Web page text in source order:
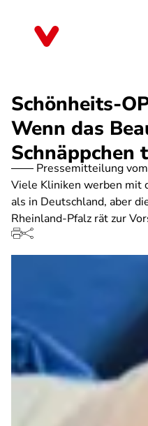
Schönheits-
Wenn das
Schnäppchen
Pressemitteilung vom
Viele Kliniken werben mit
als in Deutschland, aber
Rheinland-Pfalz rät zur